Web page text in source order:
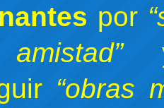
por
y
“obras